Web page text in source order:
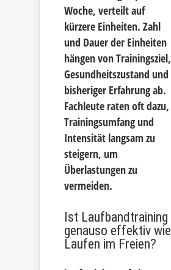
Woche, verteilt auf
kürzere Einheiten. Zahl
und Dauer der Einheiten
hängen von Trainingsziel,
Gesundheitszustand und
bisheriger Erfahrung ab.
Fachleute raten oft dazu,
Trainingsumfang und
Intensität langsam zu
steigern, um
Überlastungen zu
vermeiden.
Ist Laufbandtraining
genauso effektiv wie
Laufen im Freien?